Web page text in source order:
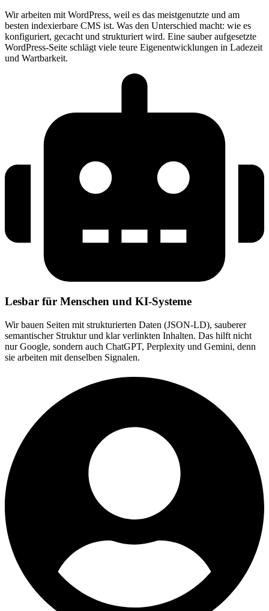
Wir arbeiten mit WordPress, weil es das meistgenutzte und am
besten indexierbare CMS ist. Was den Unterschied macht: wie es
konfiguriert, gecacht und strukturiert wird. Eine sauber aufgesetzte
WordPress-Seite schlägt viele teure Eigenentwicklungen in Ladezeit
und Wartbarkeit.
Lesbar für Menschen und KI-Systeme
Wir bauen Seiten mit strukturierten Daten (JSON-LD), sauberer
semantischer Struktur und klar verlinkten Inhalten. Das hilft nicht
nur Google, sondern auch ChatGPT, Perplexity und Gemini, denn
sie arbeiten mit denselben Signalen.